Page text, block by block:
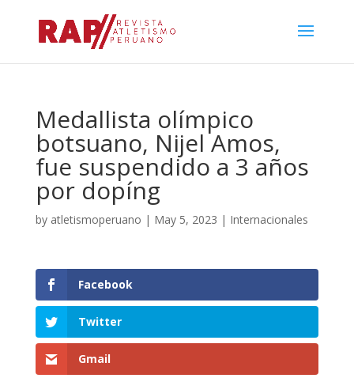
Medallista olímpico
botsuano, Nijel Amos,
fue suspendido a 3 años
por dopíng
by atletismoperuano | May 5, 2023 | Internacionales
Facebook
Twitter
Gmail